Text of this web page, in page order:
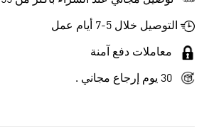
التوصيل خلال 5-7 أيام عمل
معاملات دفع آمنة